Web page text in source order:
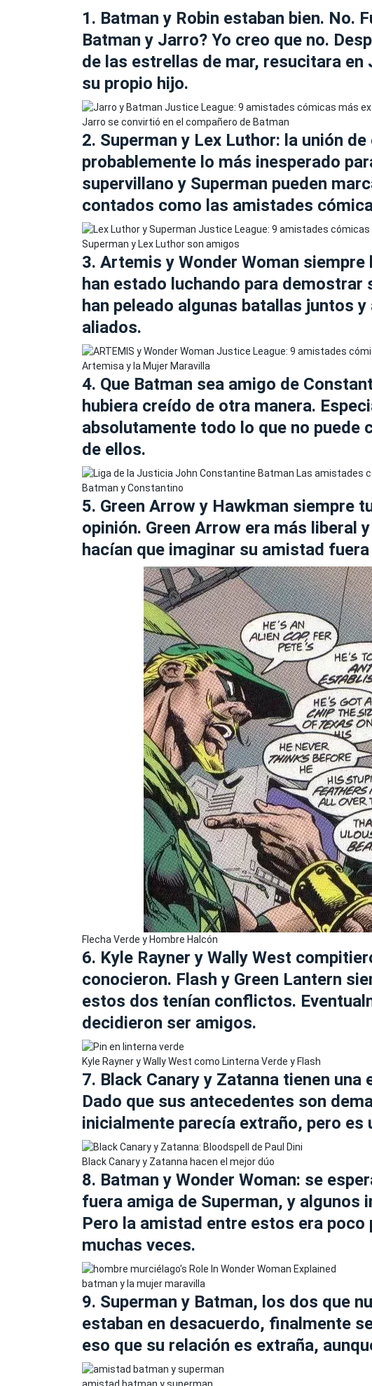
1. Batman y Robin estaban bien. No.
Batman y Jarro? Yo creo que no.
de las estrellas de mar, resucitara
su propio hijo.
Jarro se convirtió en el compañero de Batman
2. Superman y Lex Luthor: la unión
probablemente lo más inesperado
supervillano y Superman pueden
contados como las amistades
Superman y Lex Luthor son amigos
3. Artemis y Wonder Woman
han estado luchando para demostrar
han peleado algunas batallas juntos
aliados.
Artemisa y la Mujer Maravilla
4. Que Batman sea amigo de
hubiera creído de otra manera.
absolutamente todo lo que no puede
de ellos.
Batman y Constantino
5. Green Arrow y Hawkman siempre
opinión. Green Arrow era más liberal
hacían que imaginar su amistad
Flecha Verde y Hombre Halcón
6. Kyle Rayner y Wally West
conocieron. Flash y Green Lantern
estos dos tenían conflictos.
decidieron ser amigos.
Kyle Rayner y Wally West como Linterna Verde y Flash
7. Black Canary y Zatanna tienen
Dado que sus antecedentes son
inicialmente parecía extraño, pero es
Black Canary y Zatanna hacen el mejor dúo
8. Batman y Wonder Woman: se
fuera amiga de Superman, y algunos
Pero la amistad entre estos era poco
muchas veces.
batman y la mujer maravilla
9. Superman y Batman, los dos que
estaban en desacuerdo, finalmente
eso que su relación es extraña,
amistad batman y superman